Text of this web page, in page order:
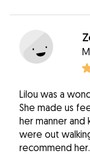
Lilou was a
She made us
her manner
were out
recommend her.